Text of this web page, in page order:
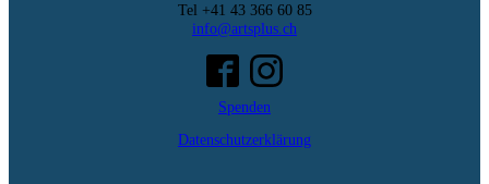
Tel +41 43 366 60 85
info@artsplus.ch
Spenden
Datenschutzerklärung